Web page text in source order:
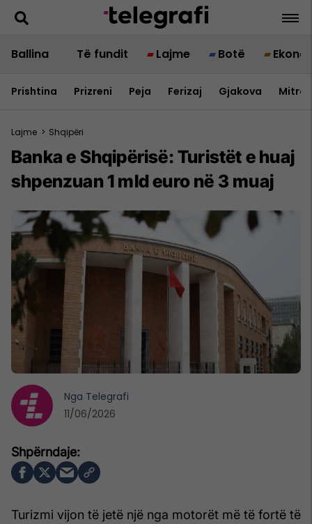
Ballina Të fundit Lajme Botë
Prishtina Prizreni Peja Ferizaj Gjakova
Lajme > Shqipëri
Banka e Shqipërisë: Turistët e huaj
shpenzuan 1 mld euro në 3 muaj
Turizmi vijon të jetë një nga motorët më të fortë të
Nga Telegrafi
11/06/2026